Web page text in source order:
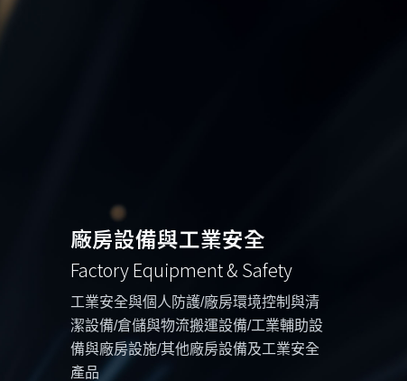
廠房設備與工業安全
Factory Equipment & Safety
工業安全與個人防護/廠房環境控制與清
潔設備/倉儲與物流搬運設備/工業輔助設
備與廠房設施/其他廠房設備及工業安全
產品